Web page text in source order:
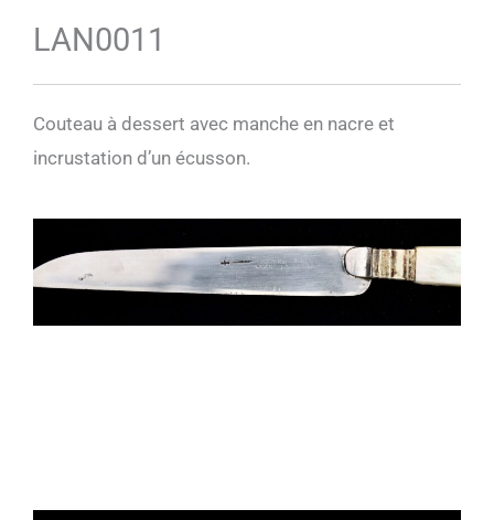
LAN0011
Couteau à dessert avec manche en nacre et
incrustation d’un écusson.